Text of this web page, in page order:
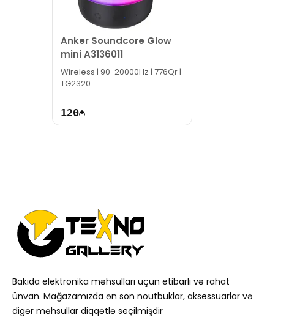
Anker Soundcore Glow
mini A3136011
Wireless | 90-20000Hz | 776Qr |
TG2320
120
Bakıda elektronika məhsulları üçün etibarlı və rahat
ünvan. Mağazamızda ən son noutbuklar, aksessuarlar və
digər məhsullar diqqətlə seçilmişdir